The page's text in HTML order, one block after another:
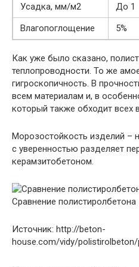
Усадка, мм/м2
До 1
Влагопоглощение
5%
Как уже было сказано,
теплопроводности. То же
гигроскопичность. В
всем материалам и, в
который также обходит всех
Морозостойкость изделий –
с уверенностью разделяет
керамзитобетоном.
Сравнение полистиролбетона
Источник: http://beton-
house.com/vidy/